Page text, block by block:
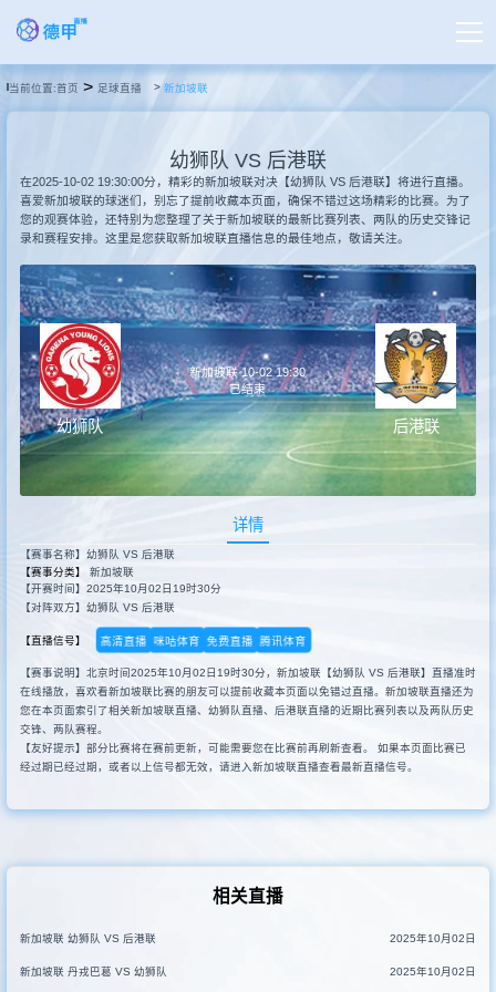
德甲直播
足球直播
篮球直播
德甲录像
德甲新闻
当前位置:首页 > 足球直播 新加坡联
幼狮队 VS 后港联
在2025-10-02 19:30:00分，精彩的新加坡联对决【幼狮队 VS 后港联】将进行直播。
喜爱新加坡联的球迷们，别忘了提前收藏本页面，确保不错过这场精彩的比赛。为了
您的观赛体验，还特别为您整理了关于新加坡联的最新比赛列表、两队的历史交锋记
录和赛程安排。这里是您获取新加坡联直播信息的最佳地点，敬请关注。
幼狮队
新加坡联 10-02 19:30
已结束
后港联
详情
【赛事名称】幼狮队 VS 后港联
【赛事分类】 新加坡联
【开赛时间】2025年10月02日19时30分
【对阵双方】幼狮队 VS 后港联
【直播信号】 高清直播 咪咕体育 免费直播 腾讯体育
【赛事说明】北京时间2025年10月02日19时30分，新加坡联【幼狮队 VS 后港联】直播准时
在线播放，喜欢看新加坡联比赛的朋友可以提前收藏本页面以免错过直播。新加坡联直播还为
您在本页面索引了相关新加坡联直播、幼狮队直播、后港联直播的近期比赛列表以及两队历史
交锋、两队赛程。
【友好提示】部分比赛将在赛前更新，可能需要您在比赛前再刷新查看。 如果本页面比赛已
经过期已经过期，或者以上信号都无效，请进入新加坡联直播查看最新直播信号。
相关直播
新加坡联 幼狮队 VS 后港联 2025年10月02日
新加坡联 丹戎巴葛 VS 幼狮队 2025年10月02日